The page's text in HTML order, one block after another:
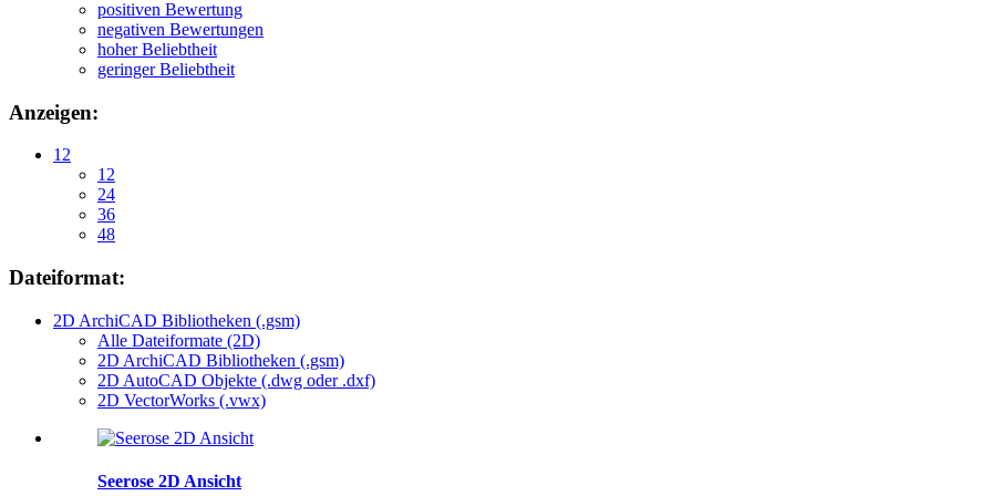
positiven Bewertung
negativen Bewertungen
hoher Beliebtheit
geringer Beliebtheit
Anzeigen:
12
12
24
36
48
Dateiformat:
2D ArchiCAD Bibliotheken (.gsm)
Alle Dateiformate (2D)
2D ArchiCAD Bibliotheken (.gsm)
2D AutoCAD Objekte (.dwg oder .dxf)
2D VectorWorks (.vwx)
Seerose 2D Ansicht